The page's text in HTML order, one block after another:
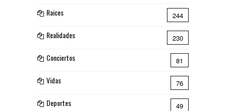
Raices 244
Realidades 230
Conciertos 81
Vidas 76
Deportes 49